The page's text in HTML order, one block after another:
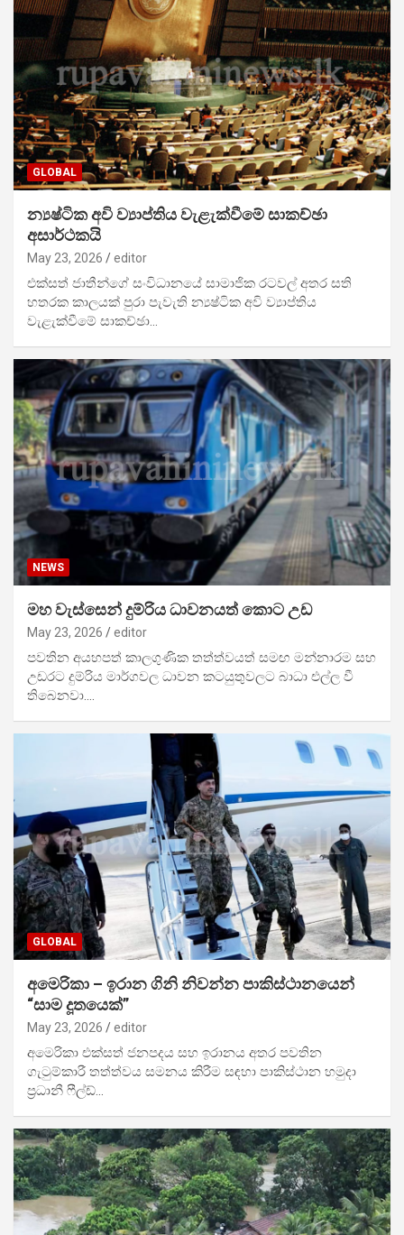
GLOBAL
න්‍යෂ්ටික අවි ව්‍යාප්තිය වැළැක්වීමේ සාකච්ඡා
අසාර්ථකයි
May 23, 2026 editor
එක්සත් ජාතීන්ගේ සංවිධානයේ සාමාජික රටවල් අතර සති
හතරක කාලයක් පුරා පැවැති න්‍යෂ්ටික අවි ව්‍යාප්තිය
වැළැක්වීමේ සාකච්ඡා…
NEWS
මහ වැස්සෙන් දුම්රිය ධාවනයත් කොට උඩ
May 23, 2026 editor
පවතින අයහපත් කාලගුණික තත්ත්වයත් සමඟ මන්නාරම සහ
උඩරට දුම්රිය මාර්ගවල ධාවන කටයුතුවලට බාධා එල්ල වී
තිබෙනවා.…
GLOBAL
අමෙරිකා – ඉරාන ගිනි නිවන්න පාකිස්ථානයෙන්
“සාම දූතයෙක්”
May 23, 2026 editor
අමෙරිකා එක්සත් ජනපදය සහ ඉරානය අතර පවතින
ගැටුම්කාරී තත්ත්වය සමනය කිරීම සඳහා පාකිස්ථාන හමුදා
ප්‍රධානී ෆීල්ඩ්…